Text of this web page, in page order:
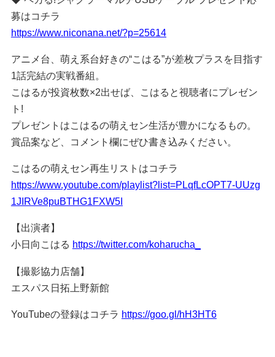
募はコチラ
https://www.niconana.net/?p=25614
アニメ台、萌え系台好きの“こはる”が差枚プラスを目指す
1話完結の実戦番組。
こはるが投資枚数×2出せば、こはると視聴者にプレゼン
ト!
プレゼントはこはるの萌えセン生活が豊かになるもの。
賞品案など、コメント欄にぜひ書き込みください。
こはるの萌えセン再生リストはコチラ
https://www.youtube.com/playlist?list=PLqfLcOPT7-UUzg
1JIRVe8puBTHG1FXW5I
【出演者】
小日向こはる https://twitter.com/koharucha_
【撮影協力店舗】
エスパス日拓上野新館
YouTubeの登録はコチラ https://goo.gl/hH3HT6